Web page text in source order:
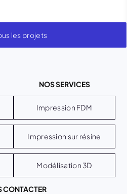
les projets
NOS SERVICES
Impression FDM
Impression sur résine
Modélisation 3D
CONTACTER